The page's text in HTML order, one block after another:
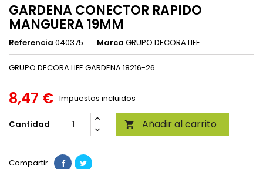
GARDENA CONECTOR RAPIDO
MANGUERA 19MM
Referencia 040375 Marca GRUPO DECORA LIFE
GRUPO DECORA LIFE GARDENA 18216-26
8,47 € Impuestos incluidos
Cantidad  Añadir al carrito
Compartir